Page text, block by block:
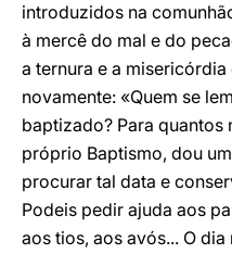
introduzidos na
à mercê do mal e do
a ternura e a
novamente: «Quem se
baptizado? Para
próprio Baptismo, dou
procurar tal data e
Podeis pedir ajuda aos
aos tios, aos avós... O